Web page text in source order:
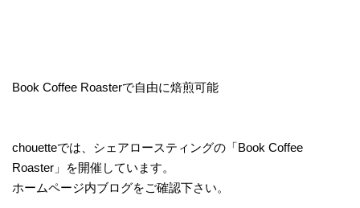
Book Coffee Roasterで自由に焙煎可能
chouetteでは、シェアロースティングの「Book Coffee
Roaster」を開催しています。
ホームページ内ブログをご確認下さい。